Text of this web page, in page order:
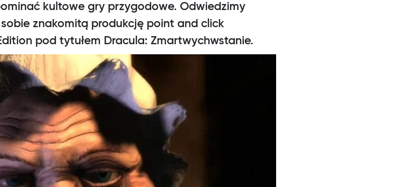
kultowe gry przygodowe. Odwiedzimy
znakomitą produkcję point and click
pod tytułem Dracula: Zmartwychwstanie.